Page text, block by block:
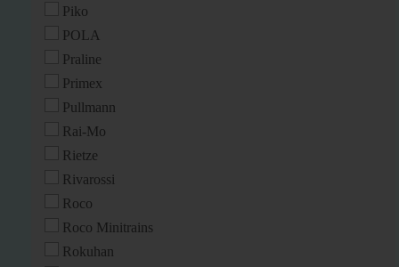
Piko
POLA
Praline
Primex
Pullmann
Rai-Mo
Rietze
Rivarossi
Roco
Roco Minitrains
Rokuhan